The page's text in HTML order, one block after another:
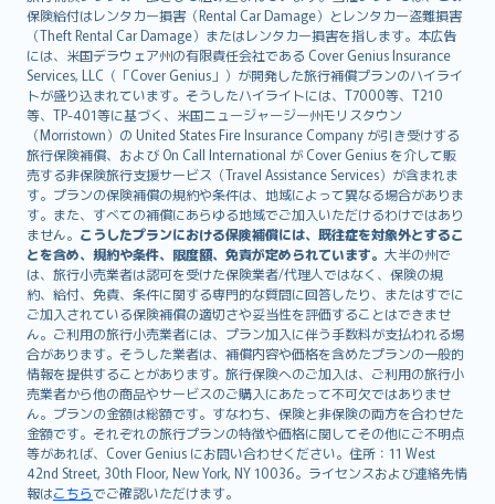
保険給付はレンタカー損害（Rental Car Damage）とレンタカー盗難損害
（Theft Rental Car Damage）またはレンタカー損害を指します。本広告
には、米国デラウェア州の有限責任会社である Cover Genius Insurance
Services, LLC（「Cover Genius」）が開発した旅行補償プランのハイライ
トが盛り込まれています。そうしたハイライトには、T7000等、T210
等、TP-401等に基づく、米国ニュージャージー州モリスタウン
（Morristown）の United States Fire Insurance Company が引き受けする
旅行保険補償、および On Call International が Cover Genius を介して販
売する非保険旅行支援サービス（Travel Assistance Services）が含まれま
す。プランの保険補償の規約や条件は、地域によって異なる場合がありま
す。また、すべての補償にあらゆる地域でご加入いただけるわけではあり
ません。 こうしたプランにおける保険補償には、既往症を対象外とするこ
とを含め、規約や条件、限度額、免責が定められています。 大半の州で
は、旅行小売業者は認可を受けた保険業者/代理人ではなく、保険の規
約、給付、免責、条件に関する専門的な質問に回答したり、またはすでに
ご加入されている保険補償の適切さや妥当性を評価することはできませ
ん。ご利用の旅行小売業者には、プラン加入に伴う手数料が支払われる場
合があります。そうした業者は、補償内容や価格を含めたプランの一般的
情報を提供することがあります。旅行保険へのご加入は、ご利用の旅行小
売業者から他の商品やサービスのご購入にあたって不可欠ではありませ
ん。プランの金額は総額です。すなわち、保険と非保険の両方を合わせた
金額です。それぞれの旅行プランの特徴や価格に関してその他にご不明点
等があれば、Cover Genius にお問い合わせください。住所：11 West
42nd Street, 30th Floor, New York, NY 10036。ライセンスおよび連絡先情
報はこちらでご確認いただけます。